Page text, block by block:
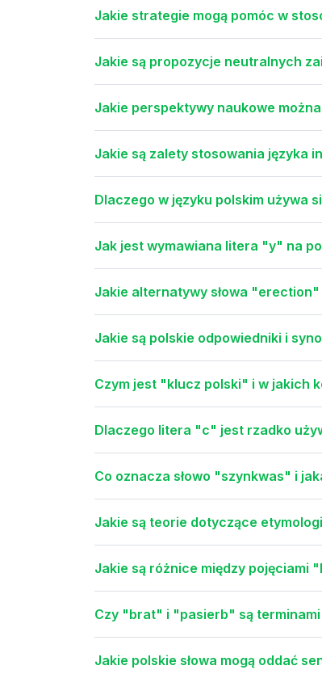
Jakie strategie mogą pomóc w
Jakie są propozycje neutralnych
Jakie perspektywy naukowe
Jakie są zalety stosowania języka
Dlaczego w języku polskim używa
Jak jest wymawiana litera "y" na
Jakie alternatywy słowa
Jakie są polskie odpowiedniki i
Czym jest "klucz polski" i w jakich
Dlaczego litera "c" jest rzadko
Co oznacza słowo "szynkwas" i
Jakie są teorie dotyczące
Jakie są różnice między pojęciami
Czy "brat" i "pasierb" są
Jakie polskie słowa mogą oddać